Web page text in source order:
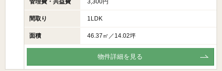
管理費・共益費 3,300円
間取り 1LDK
面積 46.37㎡／14.02坪
物件詳細を見る